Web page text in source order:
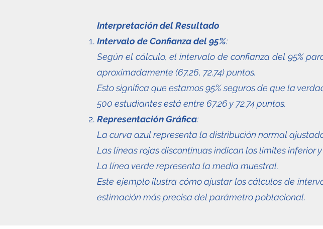
Interpretación del Resultado
Intervalo de Confianza del 95%:
Según el cálculo, el intervalo de confianza del 95%
aproximadamente (67.26, 72.74) puntos.
Esto significa que estamos 95% seguros de que la
500 estudiantes está entre 67.26 y 72.74 puntos.
Representación Gráfica:
La curva azul representa la distribución normal
Las líneas rojas discontinuas indican los límites inferior
La línea verde representa la media muestral.
Este ejemplo ilustra cómo ajustar los cálculos de
estimación más precisa del parámetro poblacional.